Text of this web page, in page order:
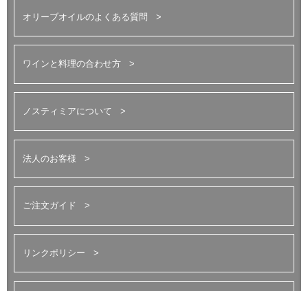
オリーブオイルのよくある質問
ワインと料理の合わせ方
ノスティミアについて
法人のお客様
ご注文ガイド
リンクポリシー